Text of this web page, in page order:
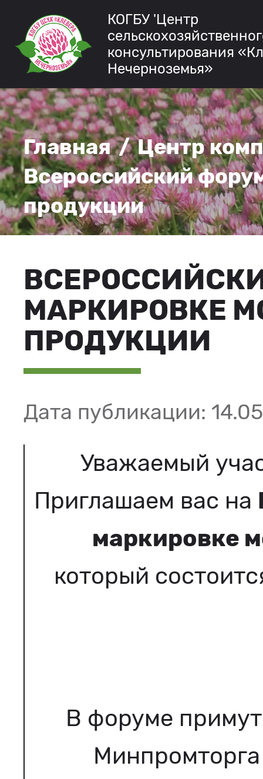
КОГБУ 'Центр
консультирования
Нечерноземья»
Главная/Центр
Всероссийский
продукции
МАРКИРОВКЕ
ПРОДУКЦИИ
Дата публикации:
Уважаемый
Приглашаем вас на
маркировке
который
В форуме